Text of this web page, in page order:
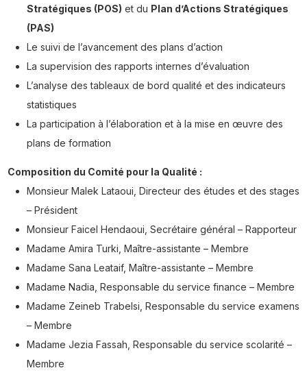
Stratégiques (POS) et du Plan d’Actions Stratégiques
(PAS)
Le suivi de l’avancement des plans d’action
La supervision des rapports internes d’évaluation
L’analyse des tableaux de bord qualité et des indicateurs
statistiques
La participation à l’élaboration et à la mise en œuvre des
plans de formation
Composition du Comité pour la Qualité :
Monsieur Malek Lataoui, Directeur des études et des stages
– Président
Monsieur Faicel Hendaoui, Secrétaire général – Rapporteur
Madame Amira Turki, Maître-assistante – Membre
Madame Sana Leataif, Maître-assistante – Membre
Madame Nadia, Responsable du service finance – Membre
Madame Zeineb Trabelsi, Responsable du service examens
– Membre
Madame Jezia Fassah, Responsable du service scolarité –
Membre